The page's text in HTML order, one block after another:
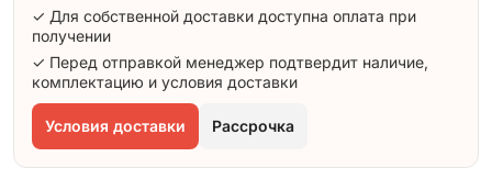
✓ Для собственной доставки доступна оплата при
получении
✓ Перед отправкой менеджер подтвердит наличие,
комплектацию и условия доставки
Условия доставки Рассрочка